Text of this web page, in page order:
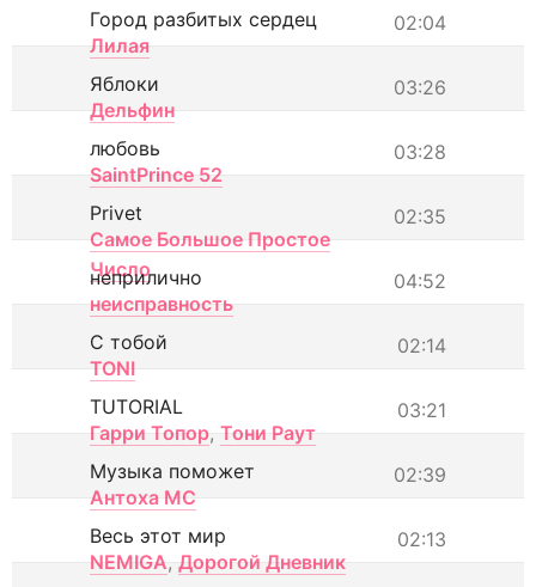
02:04
Город разбитых сердец
Лилая
03:26
Яблоки
Дельфин
03:28
любовь
SaintPrince 52
02:35
Privet
Самое Большое Простое
Число
04:52
неприлично
неисправность
02:14
С тобой
TONI
03:21
TUTORIAL
Гарри Топор, Тони Раут
02:39
Музыка поможет
Антоха МС
02:13
Весь этот мир
NEMIGA, Дорогой Дневник